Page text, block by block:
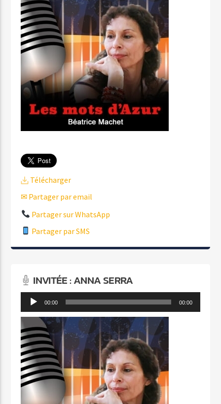
Télécharger
✉ Partager par email
Partager sur WhatsApp
Partager par SMS
INVITÉE : ANNA SERRA
Lecteur 00:00 00:00